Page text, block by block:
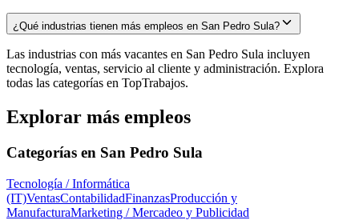
¿Qué industrias tienen más empleos en San Pedro Sula?
Las industrias con más vacantes en San Pedro Sula incluyen
tecnología, ventas, servicio al cliente y administración. Explora
todas las categorías en TopTrabajos.
Explorar más empleos
Categorías en San Pedro Sula
Tecnología / Informática
(IT)VentasContabilidadFinanzasProducción y
ManufacturaMarketing / Mercadeo y Publicidad